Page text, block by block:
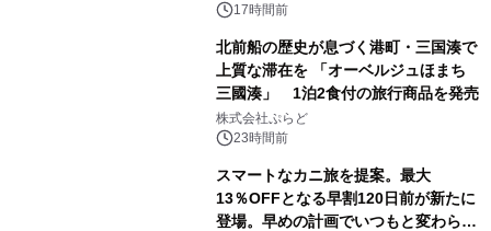
得な素泊まり連泊プランで
17時間前
北前船の歴史が息づく港町・三国湊で
上質な滞在を 「オーベルジュほまち
三國湊」 1泊2食付の旅行商品を発売
株式会社ぷらど
23時間前
スマートなカニ旅を提案。最大
13％OFFとなる早割120日前が新たに
登場。早めの計画でいつもと変わらぬ